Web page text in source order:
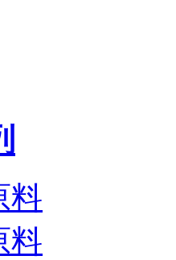
料
料